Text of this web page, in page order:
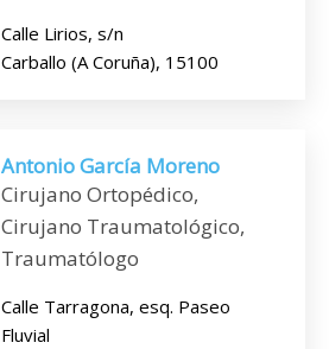
Calle Lirios, s/n
Carballo (A Coruña), 15100
Antonio García Moreno
Cirujano Ortopédico,
Cirujano Traumatológico,
Traumatólogo
Calle Tarragona, esq. Paseo
Fluvial